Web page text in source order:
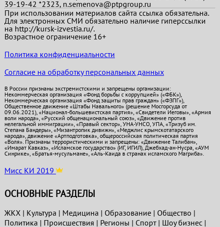
39-19-42 *2323, n.semenova@ptpgroup.ru
При использовании материалов сайта ссылка обязательна.
Для электронных СМИ обязательно наличие гиперссылки
на http://kursk-izvestia.ru/.
Возрастное ограничение 16+
Политика конфиденциальности
Согласие на обработку персональных данных
В России признаны экстремистскими и запрещены организации:
Некоммерческая организация «Фонд борьбы с коррупцией» («ФБК»),
Некоммерческая организация «Фонд защиты прав граждан» («ФЗПГ»),
Общественное движение «Штабы Навального» (решение Мосгорсуда от
09.06.2021), «Национал-большевистская партия», «Свидетели Иеговы», «Армия
воли народа», «Русский общенациональный союз», «Движение против
нелегальной иммиграции», «Правый сектор», УНА-УНСО, УПА, «Тризуб им.
Степана Бандеры», «Мизантропик дивижн», «Меджлис крымскотатарского
народа», движение «Артподготовка», общероссийская политическая партия
«Воля». Признаны террористическими и запрещены: «Движение Талибан»,
«Имарат Кавказ», «Исламское государство» (ИГ, ИГИЛ), Джебхад-ан-Нусра, «АУМ
Синрике», «Братья-мусульмане», «Аль-Каида в странах исламского Магриба».
Мисс КИ 2019
ОСНОВНЫЕ РАЗДЕЛЫ
ЖКХ | Культура | Медицина | Образование| Общество |
Политика | Проиcшествия | Регионы | Спорт| Шоу бизнес|